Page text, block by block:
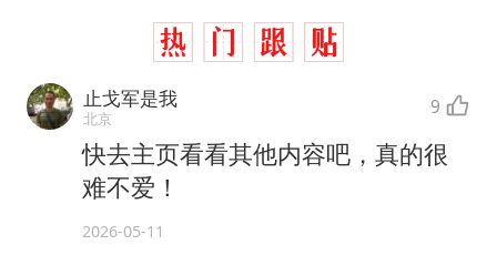
止戈军是我
北京 9
快去主页看看其他内容吧，真的很
难不爱！
2026-05-11